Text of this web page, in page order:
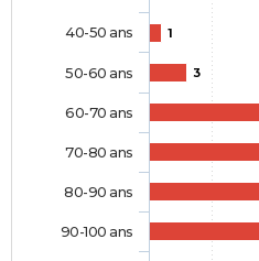
1
3
40-50 ans
50-60 ans
60-70 ans
70-80 ans
80-90 ans
90-100 ans